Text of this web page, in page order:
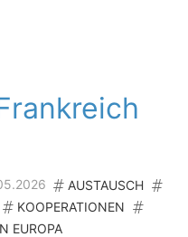
AUSTAUSCH
KOOPERATIONEN
EUROPA